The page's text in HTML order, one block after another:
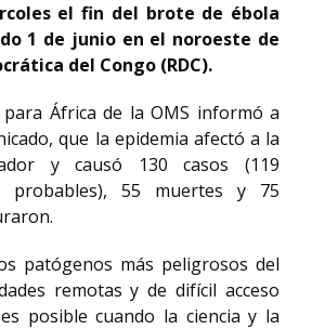
el fin del brote de ébola
1 de junio en el noroeste de
del Congo (RDC).
África de la OMS informó a
que la epidemia afectó a la
y causó 130 casos (119
probables), 55 muertes y 75
patógenos más peligrosos del
remotas y de difícil acceso
posible cuando la ciencia y la